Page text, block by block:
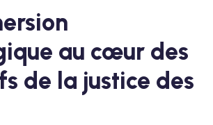
au cœur des
de la justice des